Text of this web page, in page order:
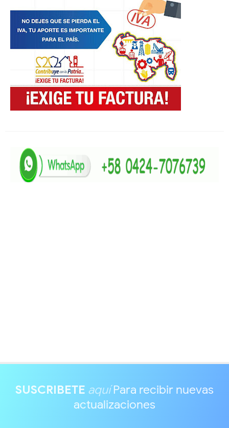
SUSCRIBETE aquíPara recibir nuevas
actualizaciones